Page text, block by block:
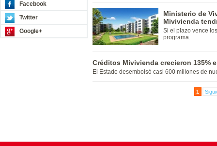
Facebook
Twitter
Google+
Ministerio de
Mivivienda
Si el plazo vence
programa.
Créditos Mivivienda crecieron 135%
El Estado desembolsó casi 600 millones de
1